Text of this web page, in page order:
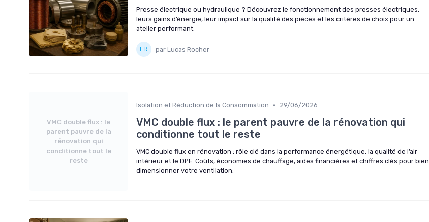
Presse électrique ou hydraulique ? Découvrez le fonctionnement des presses électriques,
leurs gains d’énergie, leur impact sur la qualité des pièces et les critères de choix pour un
atelier performant.
par Lucas Rocher
VMC double flux : le
parent pauvre de la
rénovation qui
conditionne tout le
reste
Isolation et Réduction de la Consommation • 29/06/2026
VMC double flux : le parent pauvre de la rénovation qui
conditionne tout le reste
VMC double flux en rénovation : rôle clé dans la performance énergétique, la qualité de l’air
intérieur et le DPE. Coûts, économies de chauffage, aides financières et chiffres clés pour bien
dimensionner votre ventilation.